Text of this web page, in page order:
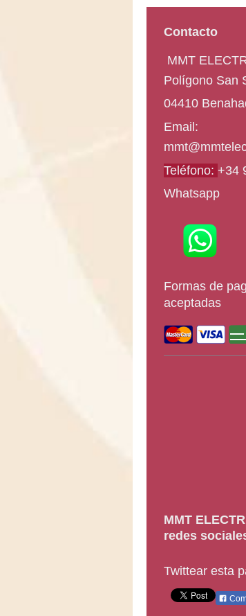
Contacto
MMT
Polígono San
04410
Email:
Teléfono: +34
Whatsapp
Formas de
aceptadas
MMT
redes
Twittear esta